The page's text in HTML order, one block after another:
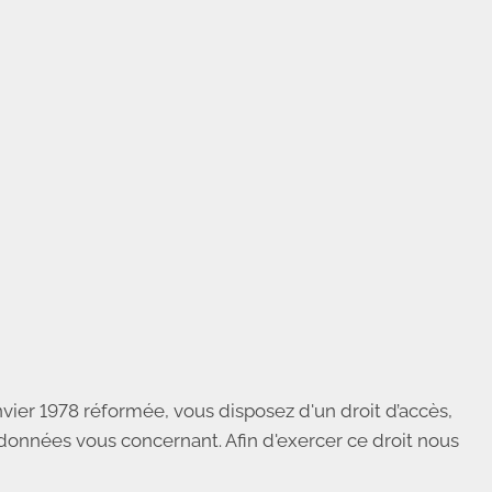
1978 réformée, vous disposez d'un droit d’accès,
vous concernant. Afin d'exercer ce droit nous